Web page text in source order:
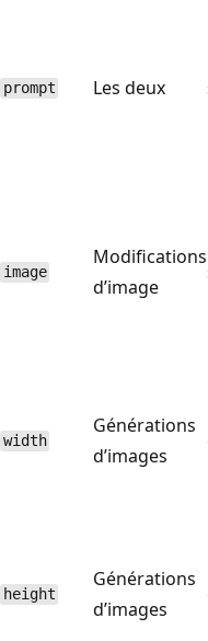
prompt Les deux
image
Modifications
d’image
width
Générations
d’images
height
Générations
d’images